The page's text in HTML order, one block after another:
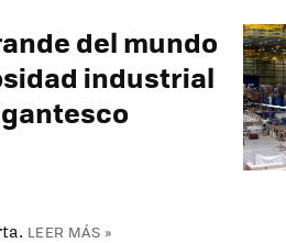
del mundo
industrial
LEER MÁS »